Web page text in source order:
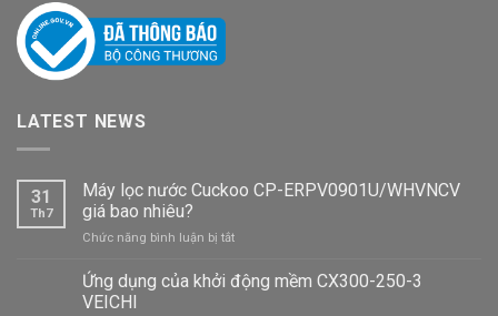
LATEST NEWS
31
Th7
Máy lọc nước Cuckoo CP-ERPV0901U/WHVNCV
giá bao nhiêu?
Chức năng bình luận bị tắtở
lọc
nước
Ứng dụng của khởi động mềm CX300-250-3
VEICHI